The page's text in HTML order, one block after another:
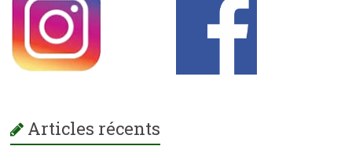
Articles récents